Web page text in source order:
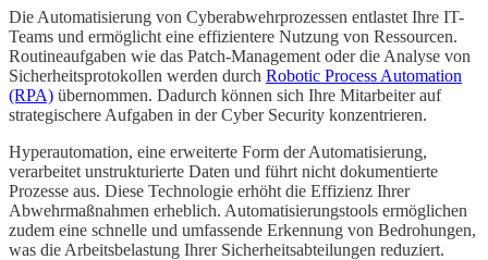
Die Automatisierung von Cyberabwehrprozessen entlastet Ihre IT-
Teams und ermöglicht eine effizientere Nutzung von Ressourcen.
Routineaufgaben wie das Patch-Management oder die Analyse von
Sicherheitsprotokollen werden durch Robotic Process Automation
(RPA) übernommen. Dadurch können sich Ihre Mitarbeiter auf
strategischere Aufgaben in der Cyber Security konzentrieren.
Hyperautomation, eine erweiterte Form der Automatisierung,
verarbeitet unstrukturierte Daten und führt nicht dokumentierte
Prozesse aus. Diese Technologie erhöht die Effizienz Ihrer
Abwehrmaßnahmen erheblich. Automatisierungstools ermöglichen
zudem eine schnelle und umfassende Erkennung von Bedrohungen,
was die Arbeitsbelastung Ihrer Sicherheitsabteilungen reduziert.